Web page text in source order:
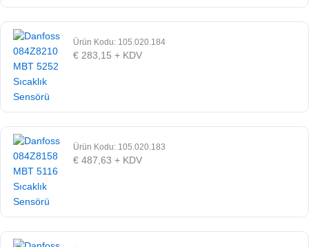
Ürün Kodu: 105.020.184
€ 283,15 + KDV
Ürün Kodu: 105.020.183
€ 487,63 + KDV